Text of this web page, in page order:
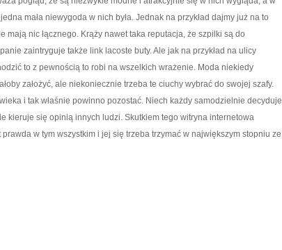
mała niewygoda w nich była. Jednak na przykład dajmy już na to
mają nic łącznego. Krąży nawet taka reputacja, że szpilki są do
zaintryguje także link lacoste buty. Ale jak na przykład na ulicy
to z pewnością to robi na wszelkich wrażenie. Moda niekiedy
założyć, ale niekoniecznie trzeba te ciuchy wybrać do swojej szafy.
i tak właśnie powinno pozostać. Niech każdy samodzielnie decyduje
kieruje się opinią innych ludzi. Skutkiem tego witryna internetowa
w tym wszystkim i jej się trzeba trzymać w największym stopniu ze